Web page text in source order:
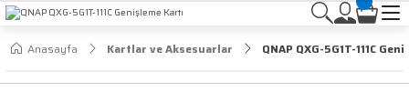
Anasayfa Kartlar ve Aksesuarlar QNAP QXG-5G1T-111C